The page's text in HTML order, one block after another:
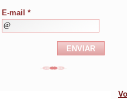
E-mail *